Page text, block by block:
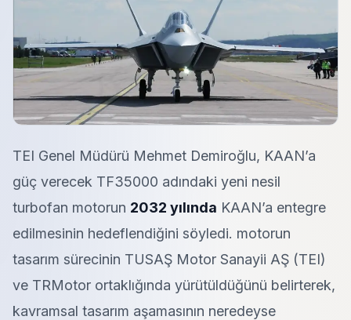
TEI Genel Müdürü Mehmet Demiroğlu, KAAN’a
güç verecek TF35000 adındaki yeni nesil
turbofan motorun 2032 yılında KAAN’a entegre
edilmesinin hedeflendiğini söyledi. motorun
tasarım sürecinin TUSAŞ Motor Sanayii AŞ (TEI)
ve TRMotor ortaklığında yürütüldüğünü belirterek,
kavramsal tasarım aşamasının neredeyse